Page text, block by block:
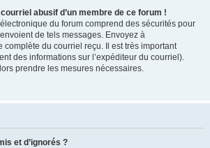
abusif d’un membre de ce forum !
du forum comprend des sécurités pour
de tels messages. Envoyez à
complète du courriel reçu. Il est très important
des informations sur l’expéditeur du courriel).
prendre les mesures nécessaires.
et d’ignorés ?